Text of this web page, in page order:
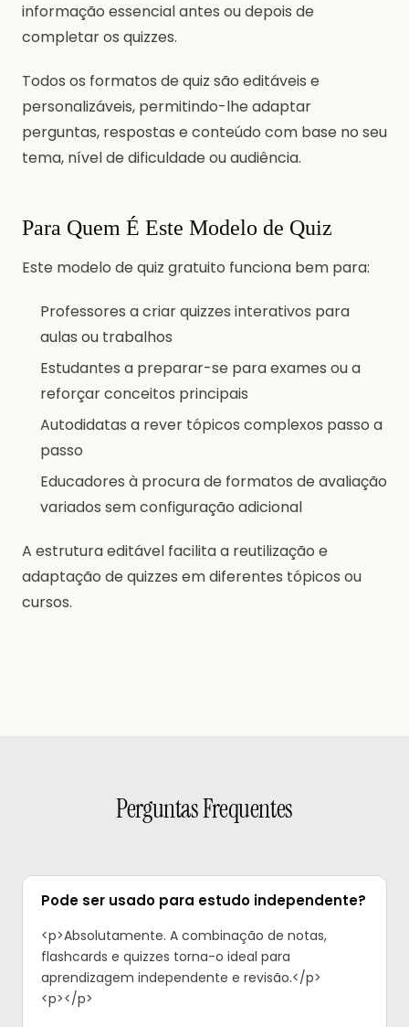
informação essencial antes ou depois de
completar os quizzes.
Todos os formatos de quiz são editáveis e
personalizáveis, permitindo-lhe adaptar
perguntas, respostas e conteúdo com base no seu
tema, nível de dificuldade ou audiência.
Para Quem É Este Modelo de Quiz
Este modelo de quiz gratuito funciona bem para:
Professores a criar quizzes interativos para
aulas ou trabalhos
Estudantes a preparar-se para exames ou a
reforçar conceitos principais
Autodidatas a rever tópicos complexos passo a
passo
Educadores à procura de formatos de avaliação
variados sem configuração adicional
A estrutura editável facilita a reutilização e
adaptação de quizzes em diferentes tópicos ou
cursos.
Perguntas Frequentes
Pode ser usado para estudo independente?
<p>Absolutamente. A combinação de notas,
flashcards e quizzes torna-o ideal para
aprendizagem independente e revisão.</p>
<p>‍</p>